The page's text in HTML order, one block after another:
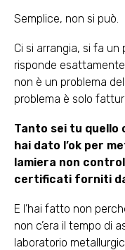
Semplice, non si può.
Ci si arrangia, si fa un
risponde
non è un problema
problema è solo
Tanto sei tu quello
hai dato l’ok per
lamiera non
certificati forniti
E l’hai fatto non
non c’era il tempo di
laboratorio